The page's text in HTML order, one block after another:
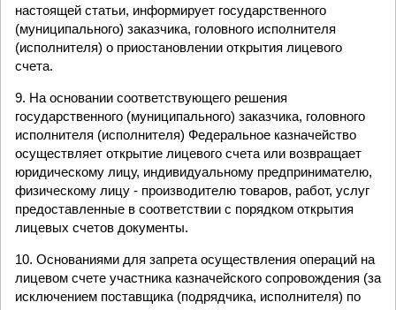
настоящей статьи, информирует государственного
(муниципального) заказчика, головного исполнителя
(исполнителя) о приостановлении открытия лицевого
счета.
9. На основании соответствующего решения
государственного (муниципального) заказчика, головного
исполнителя (исполнителя) Федеральное казначейство
осуществляет открытие лицевого счета или возвращает
юридическому лицу, индивидуальному предпринимателю,
физическому лицу - производителю товаров, работ, услуг
предоставленные в соответствии с порядком открытия
лицевых счетов документы.
10. Основаниями для запрета осуществления операций на
лицевом счете участника казначейского сопровождения (за
исключением поставщика (подрядчика, исполнителя) по